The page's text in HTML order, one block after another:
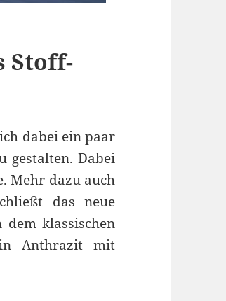
Stoff-
dabei ein paar
gestalten. Dabei
Mehr dazu auch
das neue
klassischen
Anthrazit mit